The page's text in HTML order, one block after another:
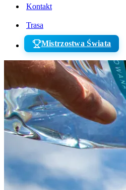
Kontakt
Trasa
Mistrzostwa Świata